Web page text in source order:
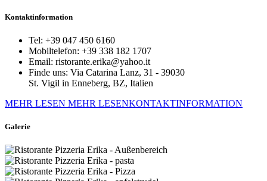
Kontaktinformation
Tel: +39 047 450 6160
Mobiltelefon: +39 338 182 1707
Email: ristorante.erika@yahoo.it
Finde uns: Via Catarina Lanz, 31 - 39030
St. Vigil in Enneberg, BZ, Italien
MEHR LESEN MEHR LESENKONTAKTINFORMATION
Galerie